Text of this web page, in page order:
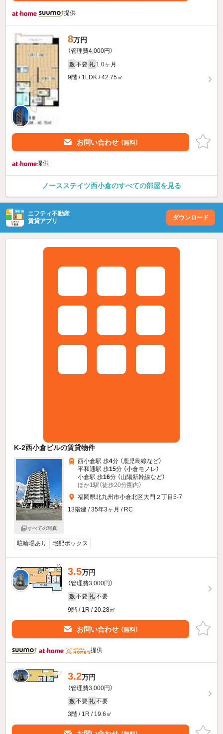
提供
8万円
（管理費4,000円）
敷 不要 礼 1.0ヶ月
9階 / 1LDK / 42.75㎡
お問い合わせ （無料）
提供
ノースステイツ西小倉のすべての部屋を見る
ニフティ不動産
賃貸アプリ
ダウンロード
K-2西小倉ビルの賃貸物件
すべての写真
西小倉駅 歩4分 （鹿児島線など）
平和通駅 歩15分 （小倉モノレ）
小倉駅 歩16分 （山陽新幹線など）
ほか1駅（徒歩20分圏内）
福岡県北九州市小倉北区大門２丁目5-7
13階建 / 35年3ヶ月 / RC
駐輪場あり 宅配ボックス
3.5万円
（管理費3,000円）
敷 不要 礼 不要
9階 / 1R / 20.28㎡
お問い合わせ （無料）
提供
3.2万円
（管理費3,000円）
敷 不要 礼 不要
3階 / 1R / 19.6㎡